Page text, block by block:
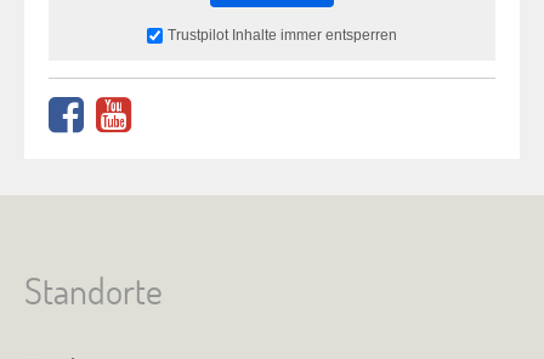
Trustpilot Inhalte immer entsperren
Standorte